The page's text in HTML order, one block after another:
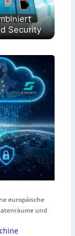
Security
europäische
und